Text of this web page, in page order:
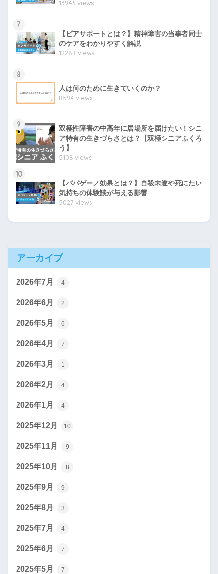
13946 views
7
【ピアサポートとは？】精神障害の当事者同士
のケアをわかりやすく解説
12288 views
8
人は何のために生きていくのか？
8594 views
9
双極性障害の中高年に居場所を届けたい！シニ
ア特有の生きづらさとは？【双極シニアふくろ
う】
5108 views
10
【パパゲーノ効果とは？】自殺未遂や死にたい
気持ちの体験談が与える影響
5027 views
アーカイブ
2026年7月 4
2026年6月 2
2026年5月 6
2026年4月 7
2026年3月 1
2026年2月 4
2026年1月 4
2025年12月 10
2025年11月 9
2025年10月 8
2025年9月 9
2025年8月 3
2025年7月 4
2025年6月 7
2025年5月 7